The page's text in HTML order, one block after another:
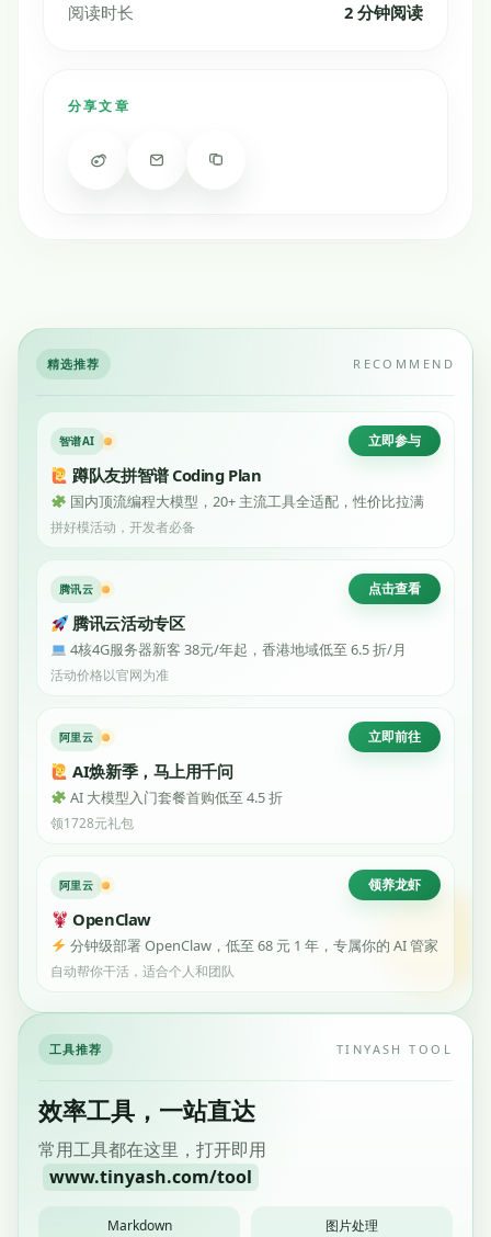
阅读时长
2 分钟阅读
分享文章
精选推荐 RECOMMEND
智谱AI 立即参与
蹲队友拼智谱 Coding Plan
国内顶流编程大模型，20+ 主流工具全适配，性价比拉满
拼好模活动，开发者必备
腾讯云 点击查看
腾讯云活动专区
4核4G服务器新客 38元/年起，香港地域低至 6.5 折/月
活动价格以官网为准
阿里云 立即前往
AI焕新季，马上用千问
AI 大模型入门套餐首购低至 4.5 折
领1728元礼包
阿里云 领养龙虾
OpenClaw
分钟级部署 OpenClaw，低至 68 元 1 年，专属你的 AI 管家
自动帮你干活，适合个人和团队
工具推荐 TINYASH TOOL
效率工具，一站直达
常用工具都在这里，打开即用
www.tinyash.com/tool
Markdown 图片处理